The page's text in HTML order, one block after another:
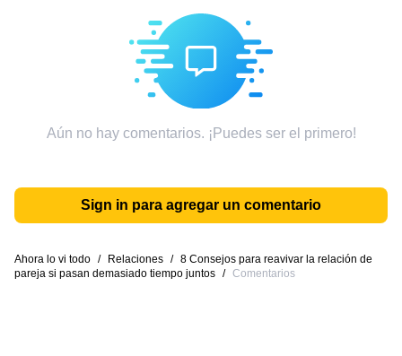
Aún no hay comentarios. ¡Puedes ser el primero!
Sign in para agregar un comentario
Ahora lo vi todo / Relaciones / 8 Consejos para reavivar la relación de
pareja si pasan demasiado tiempo juntos / Comentarios